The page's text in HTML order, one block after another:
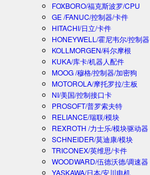
FOXBORO/福克斯波罗/CPU
GE /FANUC/控制器/卡件
HITACHI/日立/卡件
HONEYWELL/霍尼韦尔/控制器
KOLLMORGEN/科尔摩根
KUKA/库卡/机器人配件
MOOG /穆格/控制器/加密狗
MOTOROLA/摩托罗拉/主板
NI/美国/控制接口卡
PROSOFT/普罗索夫特
RELIANCE/瑞联/模块
REXROTH /力士乐/模块驱动器
SCHNEIDER/莫迪康/模块
TRICONEX/英维思/卡件
WOODWARD/伍德沃德/调速器
YASKAWA/日本/安川电机